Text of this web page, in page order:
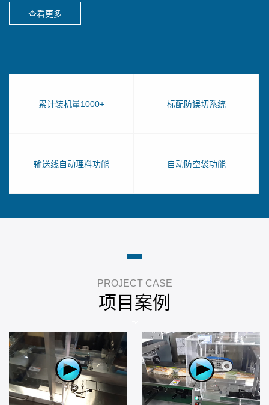
查看更多
累计装机量1000+ 标配防误切系统
输送线自动理料功能 自动防空袋功能
PROJECT CASE
项目案例